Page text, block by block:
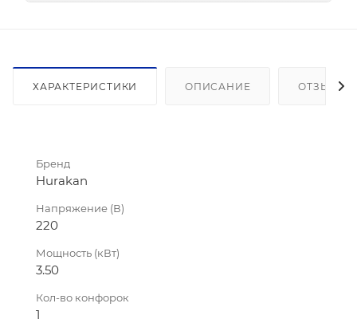
ХАРАКТЕРИСТИКИ ОПИСАНИЕ ОТЗЫВЫ
Бренд
Hurakan
Напряжение (В)
220
Мощность (кВт)
3.50
Кол-во конфорок
1